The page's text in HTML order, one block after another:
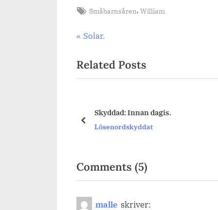
Tags:
Småbarnsåren, William
Inläggsnavigering
Previous
Solar.
Related Posts
Sova över.
prev
Comments (5)
“Lördag.”
malle skriver: